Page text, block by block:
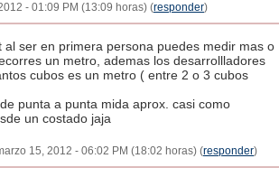
- 01:09 PM (13:09 horas) (responder)
al ser en primera persona puedes medir mas o
un metro, ademas los desarrollladores
cubos es un metro ( entre 2 o 3 cubos
punta a punta mida aprox. casi como
un costado jaja
15, 2012 - 06:02 PM (18:02 horas) (responder)